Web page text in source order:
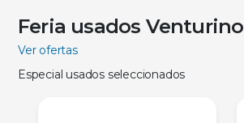
Feria usados Venturino
Ver ofertas
Especial usados seleccionados